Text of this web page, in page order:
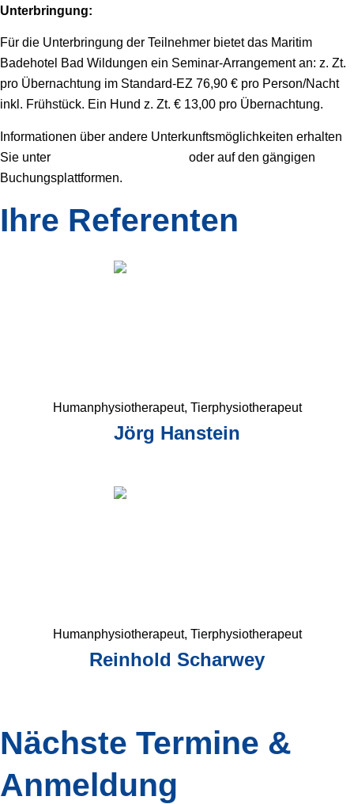
Unterbringung:
Für die Unterbringung der Teilnehmer bietet das Maritim
Badehotel Bad Wildungen ein Seminar-Arrangement an: z. Zt.
pro Übernachtung im Standard-EZ 76,90 € pro Person/Nacht
inkl. Frühstück. Ein Hund z. Zt. € 13,00 pro Übernachtung.
Informationen über andere Unterkunftsmöglichkeiten erhalten
Sie unter
oder auf den gängigen
Buchungsplattformen.
Ihre Referenten
Humanphysiotherapeut, Tierphysiotherapeut
Jörg Hanstein
Humanphysiotherapeut, Tierphysiotherapeut
Reinhold Scharwey
Nächste Termine &
Anmeldung